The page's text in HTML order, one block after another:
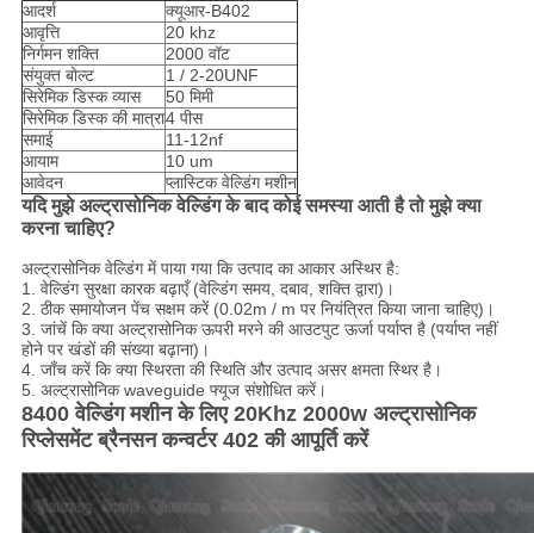
आदर्श
क्यूआर-B402
आवृत्ति
20 khz
निर्गमन शक्ति
2000 वॉट
संयुक्त बोल्ट
1 / 2-20UNF
सिरेमिक डिस्क व्यास
50 मिमी
सिरेमिक डिस्क की मात्रा4 पीस
समाई
11-12nf
आयाम
10 um
आवेदन
प्लास्टिक वेल्डिंग मशीन
यदि मुझे अल्ट्रासोनिक वेल्डिंग के बाद कोई समस्या आती है तो मुझे क्या
करना चाहिए?
अल्ट्रासोनिक वेल्डिंग में पाया गया कि उत्पाद का आकार अस्थिर है:
1. वेल्डिंग सुरक्षा कारक बढ़ाएँ (वेल्डिंग समय, दबाव, शक्ति द्वारा)।
2. ठीक समायोजन पेंच सक्षम करें (0.02m / m पर नियंत्रित किया जाना चाहिए)।
3. जांचें कि क्या अल्ट्रासोनिक ऊपरी मरने की आउटपुट ऊर्जा पर्याप्त है (पर्याप्त नहीं
होने पर खंडों की संख्या बढ़ाना)।
4. जाँच करें कि क्या स्थिरता की स्थिति और उत्पाद असर क्षमता स्थिर है।
5. अल्ट्रासोनिक waveguide फ्यूज संशोधित करें।
8400 वेल्डिंग मशीन के लिए 20Khz 2000w अल्ट्रासोनिक
रिप्लेसमेंट ब्रैनसन कन्वर्टर 402 की आपूर्ति करें